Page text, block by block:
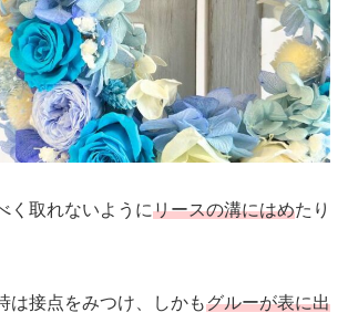
く取れないようにリースの溝にはめたり
は接点をみつけ、しかもグルーが表に出